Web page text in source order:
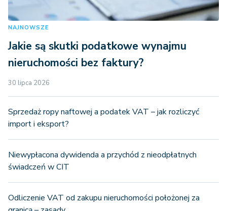
NAJNOWSZE
Jakie są skutki podatkowe wynajmu
nieruchomości bez faktury?
30 lipca 2026
Sprzedaż ropy naftowej a podatek VAT – jak rozliczyć
import i eksport?
Niewypłacona dywidenda a przychód z nieodpłatnych
świadczeń w CIT
Odliczenie VAT od zakupu nieruchomości położonej za